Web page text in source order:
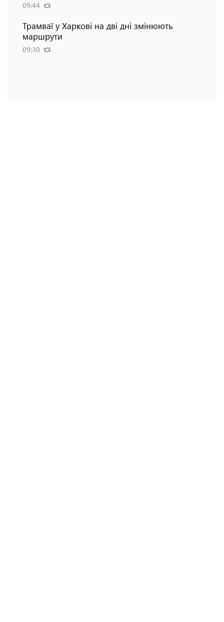
09:44
Трамваї у Харкові на дві дні змінюють
маршрути
09:30